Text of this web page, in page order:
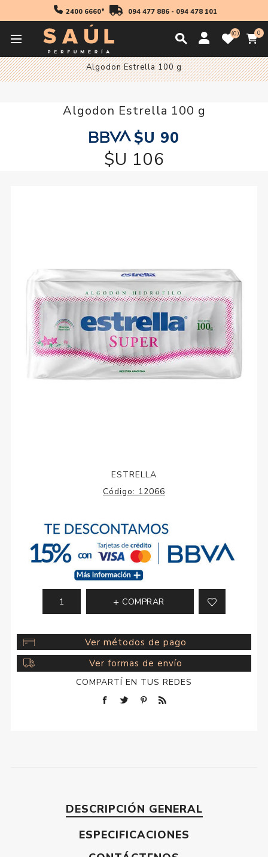
2400 6660* 094 477 886- 094 478 101
0 0
Higiene Accesorios
Algodon Estrella 100 g
Algodon Estrella 100 g
$U 90
$U 106
ESTRELLA
Código: 12066
COMPRAR
Ver métodos de pago
Ver formas de envío
COMPARTÍ EN TUS REDES
DESCRIPCIÓN GENERAL
ESPECIFICACIONES